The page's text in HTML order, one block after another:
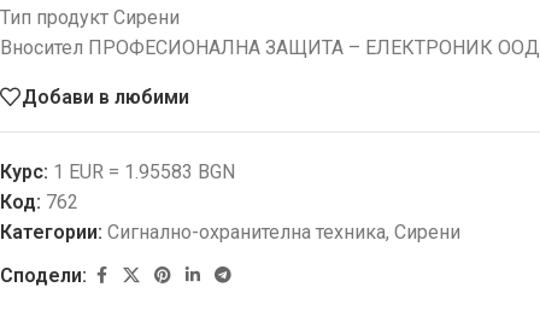
Тип продукт Сирени
Вносител ПРОФЕСИОНАЛНА ЗАЩИТА – ЕЛЕКТРОНИК ООД
Добави в любими
Курс: 1 EUR = 1.95583 BGN
Код: 762
Категории: Сигнално-охранителна техника, Сирени
Сподели: